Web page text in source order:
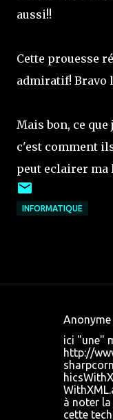
aussi!!
Cette prouesse
admiratif! Bravo
Mais bon, ce
c'est comment
peut eclairer ma
INFORMATIQUE
ici "une"
http://
à noter
cette